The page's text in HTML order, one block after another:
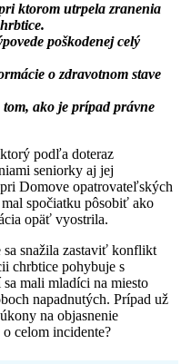
ktorom utrpela zranenia
poškodenej celý
o zdravotnom stave
ako je prípad právne
podľa doteraz
seniorky aj jej
Domove opatrovateľských
spočiatku pôsobiť ako
opäť vyostrila.
sa snažila zastaviť konflikt
chrbtice pohybuje s
mali mladíci na miesto
napadnutých. Prípad už
na objasnenie
celom incidente?